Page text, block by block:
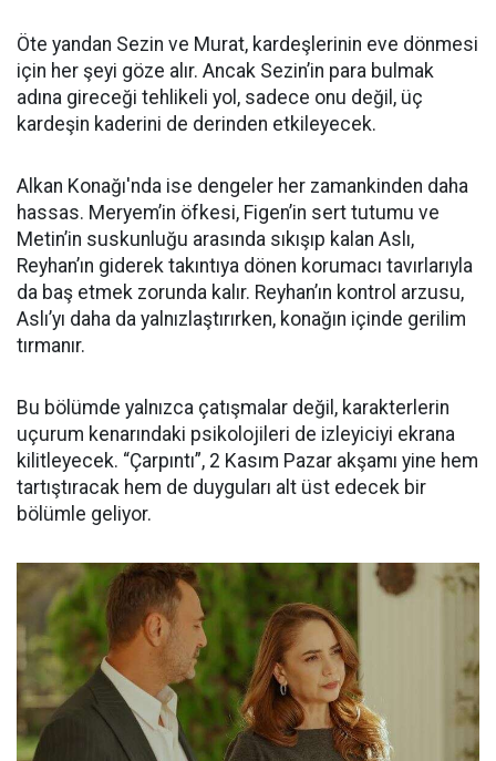
Öte yandan Sezin ve Murat, kardeşlerinin eve dönmesi
için her şeyi göze alır. Ancak Sezin’in para bulmak
adına gireceği tehlikeli yol, sadece onu değil, üç
kardeşin kaderini de derinden etkileyecek.
Alkan Konağı'nda ise dengeler her zamankinden daha
hassas. Meryem’in öfkesi, Figen’in sert tutumu ve
Metin’in suskunluğu arasında sıkışıp kalan Aslı,
Reyhan’ın giderek takıntıya dönen korumacı tavırlarıyla
da baş etmek zorunda kalır. Reyhan’ın kontrol arzusu,
Aslı’yı daha da yalnızlaştırırken, konağın içinde gerilim
tırmanır.
Bu bölümde yalnızca çatışmalar değil, karakterlerin
uçurum kenarındaki psikolojileri de izleyiciyi ekrana
kilitleyecek. “Çarpıntı”, 2 Kasım Pazar akşamı yine hem
tartıştıracak hem de duyguları alt üst edecek bir
bölümle geliyor.